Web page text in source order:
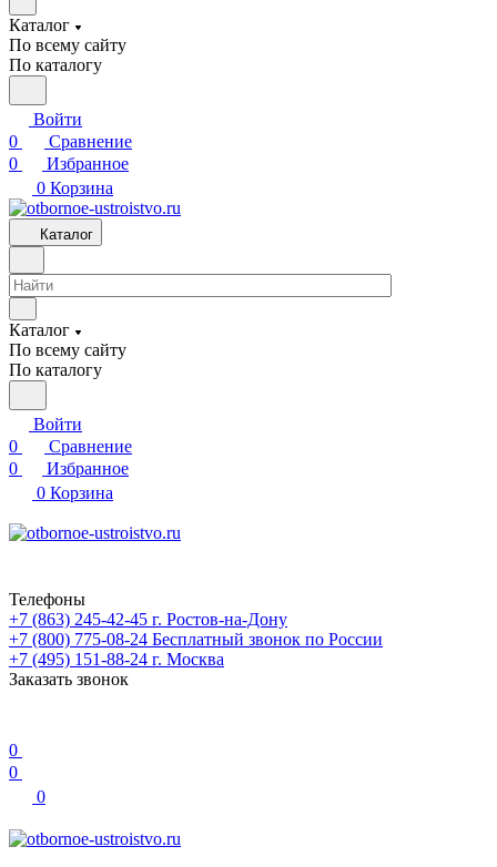
Каталог
По всему сайту
По каталогу
Войти
0
Сравнение
0
Избранное
0 Корзина
Каталог
Каталог
По всему сайту
По каталогу
Войти
0
Сравнение
0
Избранное
0 Корзина
Телефоны
+7 (863) 245-42-45 г. Ростов-на-Дону
+7 (800) 775-08-24 Бесплатный звонок по России
+7 (495) 151-88-24 г. Москва
Заказать звонок
0
0
0